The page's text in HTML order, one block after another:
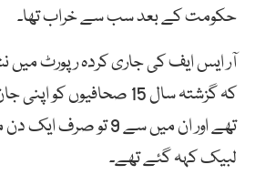
حکومت کے بعد سب سے خراب تھا۔
آر ایس ایف کی جاری کردہ رپورٹ
کہ گزشتہ سال 15 صحافیوں
تھے اور ان میں سے 9 تو
لبیک کہہ گئے تھے۔